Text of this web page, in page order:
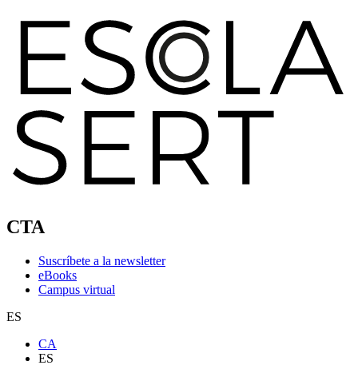
CTA
Suscríbete a la newsletter
eBooks
Campus virtual
ES
CA
ES